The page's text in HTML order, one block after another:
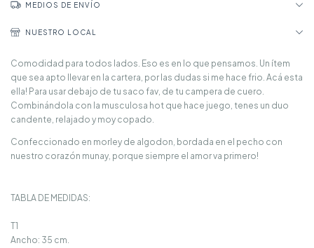
MEDIOS DE ENVÍO
NUESTRO LOCAL
Comodidad para todos lados. Eso es en lo que pensamos. Un ítem
que sea apto llevar en la cartera, por las dudas si me hace frio. Acá esta
ella! Para usar debajo de tu saco fav, de tu campera de cuero.
Combinándola con la musculosa hot que hace juego, tenes un duo
candente, relajado y moy copado.
Confeccionado en morley de algodon, bordada en el pecho con
nuestro corazón munay, porque siempre el amor va primero!
TABLA DE MEDIDAS:
T1
Ancho: 35 cm.